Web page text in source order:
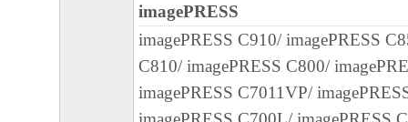
一切の責任を負わないものとします。たと
キヤノンのライセンサー、キヤノンの子会
関連会社、それらの販売代理店または販売
の可能性について知らされていた場合でも
imagePRESS
imagePRESS C910/ imagePRESS
C810/ imagePRESS C800/
imagePRESS C7011VP/